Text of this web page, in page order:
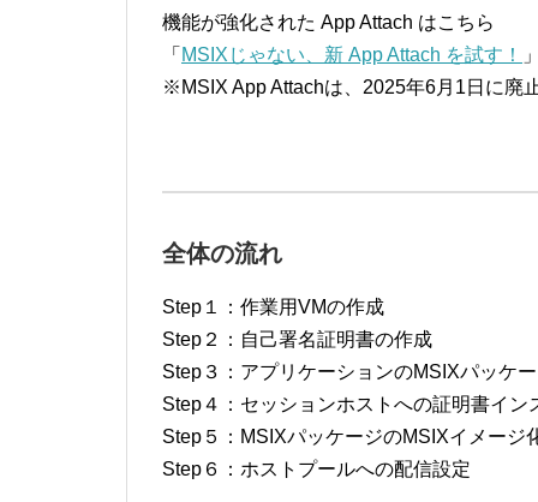
機能が強化された App Attach はこちら
「 MSIXじゃない、新 App Attach を試す！
※MSIX App Attachは、2025年6月1日に廃
全体の流れ
Step１：作業用VMの作成
Step２：自己署名証明書の作成
Step３：アプリケーションのMSIXパッケ
Step４：セッションホストへの証明書イン
Step５：MSIXパッケージのMSIXイメージ
Step６：ホストプールへの配信設定